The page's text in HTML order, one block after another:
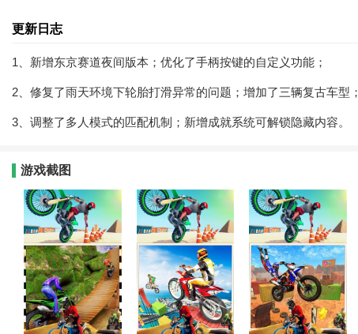
更新日志
1、新增东京赛道夜间版本；优化了手柄按键的自定义功能；
2、修复了雨天环境下轮胎打滑异常的问题；增加了三辆复古车型；
3、调整了多人模式的匹配机制；新增成就系统可解锁隐藏内容。
游戏截图